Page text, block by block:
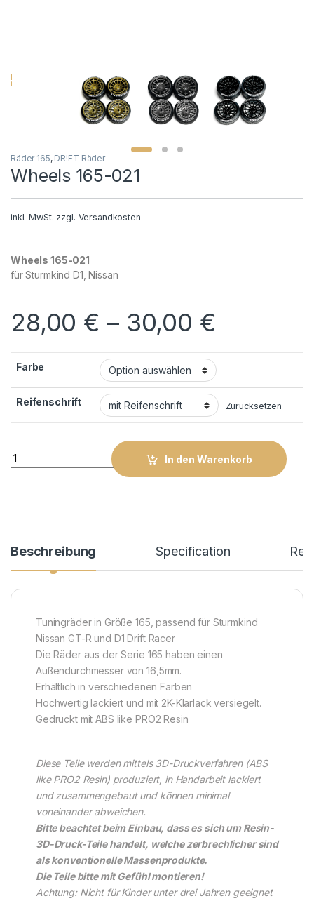
Räder 165, DR!FT Räder
Wheels 165-021
inkl. MwSt. zzgl. Versandkosten
Wheels 165-021
für Sturmkind D1, Nissan
28,00 € – 30,00 €
Farbe
Reifenschrift Zurücksetzen
Wheels 165-021 quantity
In den Warenkorb
Beschreibung Specification
Tuningräder in Größe 165, passend für Sturmkind
Nissan GT-R und D1 Drift Racer
Die Räder aus der Serie 165 haben einen
Außendurchmesser von 16,5mm.
Erhältlich in verschiedenen Farben
Hochwertig lackiert und mit 2K-Klarlack versiegelt.
Gedruckt mit ABS like PRO2 Resin
Diese Teile werden mittels 3D-Druckverfahren (ABS
like PRO2 Resin) produziert, in Handarbeit lackiert
und zusammengebaut und können minimal
voneinander abweichen.
Bitte beachtet beim Einbau, dass es sich um Resin-
3D-Druck-Teile handelt, welche zerbrechlicher sind
als konventionelle Massenprodukte.
Die Teile bitte mit Gefühl montieren!
Achtung: Nicht für Kinder unter drei Jahren geeignet